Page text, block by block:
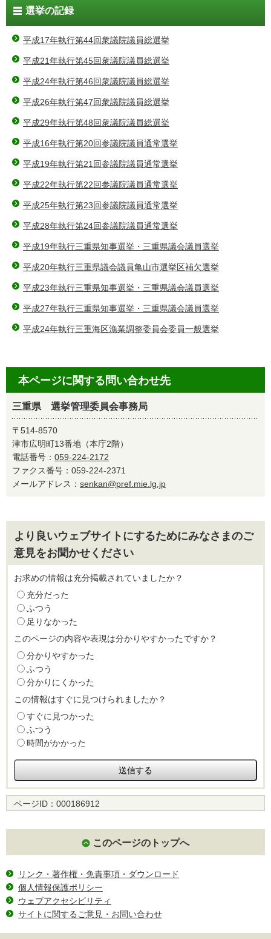
選挙の記録
平成17年執行第44回衆議院議員総選挙
平成21年執行第45回衆議院議員総選挙
平成24年執行第46回衆議院議員総選挙
平成26年執行第47回衆議院議員総選挙
平成29年執行第48回衆議院議員総選挙
平成16年執行第20回参議院議員通常選挙
平成19年執行第21回参議院議員通常選挙
平成22年執行第22回参議院議員通常選挙
平成25年執行第23回参議院議員通常選挙
平成28年執行第24回参議院議員通常選挙
平成19年執行三重県知事選挙・三重県議会議員選挙
平成20年執行三重県議会議員亀山市選挙区補欠選挙
平成23年執行三重県知事選挙・三重県議会議員選挙
平成27年執行三重県知事選挙・三重県議会議員選挙
平成24年執行三重海区漁業調整委員会委員一般選挙
本ページに関する問い合わせ先
三重県 選挙管理委員会事務局
〒514-8570
津市広明町13番地（本庁2階）
電話番号： 059-224-2172
ファクス番号：059-224-2371
メールアドレス： senkan@pref.mie.lg.jp
より良いウェブサイトにするためにみなさまのご
意見をお聞かせください
お求めの情報は充分掲載されていましたか？
充分だった
ふつう
足りなかった
このページの内容や表現は分かりやすかったですか？
分かりやすかった
ふつう
分かりにくかった
この情報はすぐに見つけられましたか？
すぐに見つかった
ふつう
時間がかかった
ページID： 000186912
このページのトップへ
リンク・著作権・免責事項・ダウンロード
個人情報保護ポリシー
ウェブアクセシビリティ
サイトに関するご意見・お問い合わせ